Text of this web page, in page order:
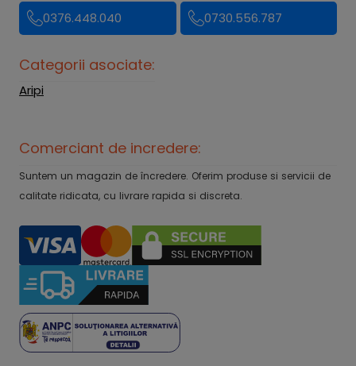
0376.448.040 0730.556.787
Categorii asociate:
Aripi
Comerciant de incredere:
Suntem un magazin de încredere. Oferim produse si servicii de
calitate ridicata, cu livrare rapida si discreta.